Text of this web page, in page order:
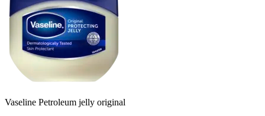
Vaseline Petroleum jelly original